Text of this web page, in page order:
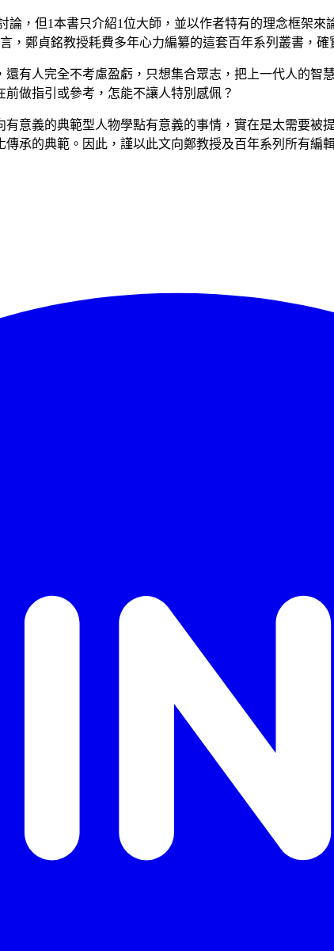
，但1本書只介紹1位大師，並以作者特有的理念框架
，鄭貞銘教授耗費多年心力編纂的這套百年系列叢書，
有人完全不考慮盈虧，只想集合眾志，把上一代人的智
做指引或參考，怎能不讓人特別感佩？
意義的典範型人物學點有意義的事情，實在是太需要
承的典範。因此，謹以此文向鄭教授及百年系列所有編